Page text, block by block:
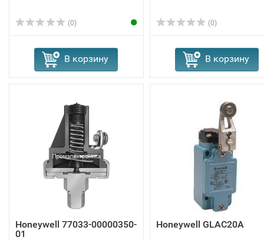
(0)
В корзину
(0)
В корзину
Honeywell 77033-00000350-
01
Honeywell GLAC20A